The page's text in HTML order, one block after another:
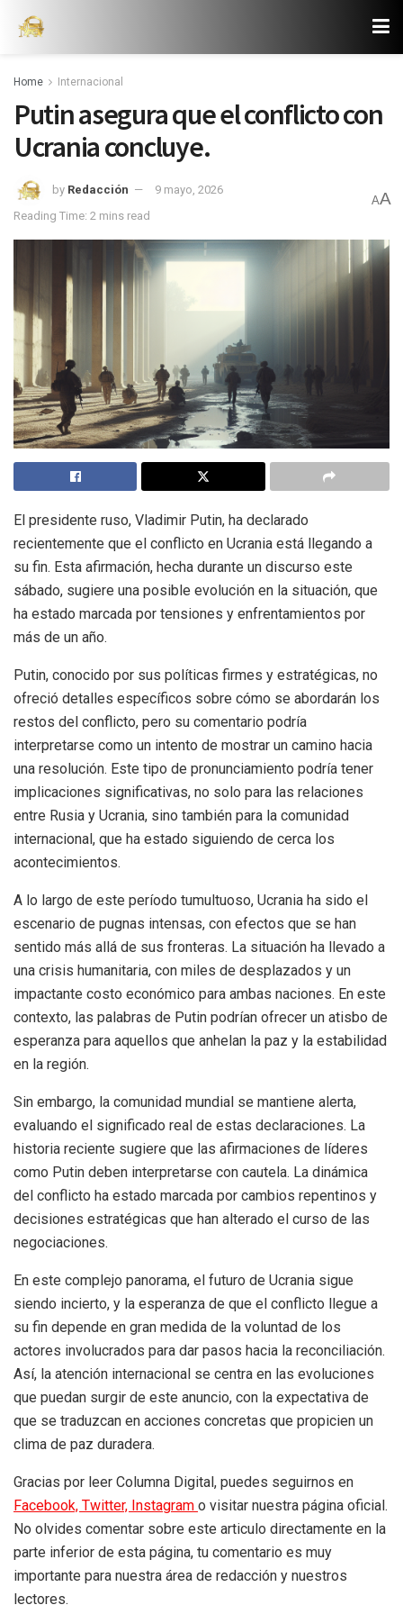
Home Internacional
Putin asegura que el conflicto con
Ucrania concluye.
by Redacción
9 mayo, 2026
Reading Time: 2 mins read
AA
El presidente ruso, Vladimir Putin, ha declarado
recientemente que el conflicto en Ucrania está llegando a
su fin. Esta afirmación, hecha durante un discurso este
sábado, sugiere una posible evolución en la situación, que
ha estado marcada por tensiones y enfrentamientos por
más de un año.
Putin, conocido por sus políticas firmes y estratégicas, no
ofreció detalles específicos sobre cómo se abordarán los
restos del conflicto, pero su comentario podría
interpretarse como un intento de mostrar un camino hacia
una resolución. Este tipo de pronunciamiento podría tener
implicaciones significativas, no solo para las relaciones
entre Rusia y Ucrania, sino también para la comunidad
internacional, que ha estado siguiendo de cerca los
acontecimientos.
A lo largo de este período tumultuoso, Ucrania ha sido el
escenario de pugnas intensas, con efectos que se han
sentido más allá de sus fronteras. La situación ha llevado a
una crisis humanitaria, con miles de desplazados y un
impactante costo económico para ambas naciones. En este
contexto, las palabras de Putin podrían ofrecer un atisbo de
esperanza para aquellos que anhelan la paz y la estabilidad
en la región.
Sin embargo, la comunidad mundial se mantiene alerta,
evaluando el significado real de estas declaraciones. La
historia reciente sugiere que las afirmaciones de líderes
como Putin deben interpretarse con cautela. La dinámica
del conflicto ha estado marcada por cambios repentinos y
decisiones estratégicas que han alterado el curso de las
negociaciones.
En este complejo panorama, el futuro de Ucrania sigue
siendo incierto, y la esperanza de que el conflicto llegue a
su fin depende en gran medida de la voluntad de los
actores involucrados para dar pasos hacia la reconciliación.
Así, la atención internacional se centra en las evoluciones
que puedan surgir de este anuncio, con la expectativa de
que se traduzcan en acciones concretas que propicien un
clima de paz duradera.
Gracias por leer Columna Digital, puedes seguirnos en
Facebook, Twitter, Instagram o visitar nuestra página oficial.
No olvides comentar sobre este articulo directamente en la
parte inferior de esta página, tu comentario es muy
importante para nuestra área de redacción y nuestros
lectores.